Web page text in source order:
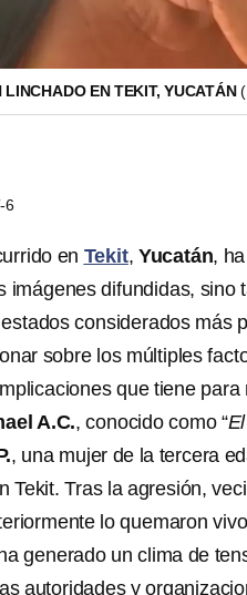
EN TEKIT, YUCATÁN
6
en Tekit, Yucatán,
imágenes difundidas, sino
considerados más
sobre los múltiples
que tiene para
A.C., conocido como “
, una mujer de la tercera
Tekit. Tras la agresión,
lo quemaron
generado un clima de
autoridades y